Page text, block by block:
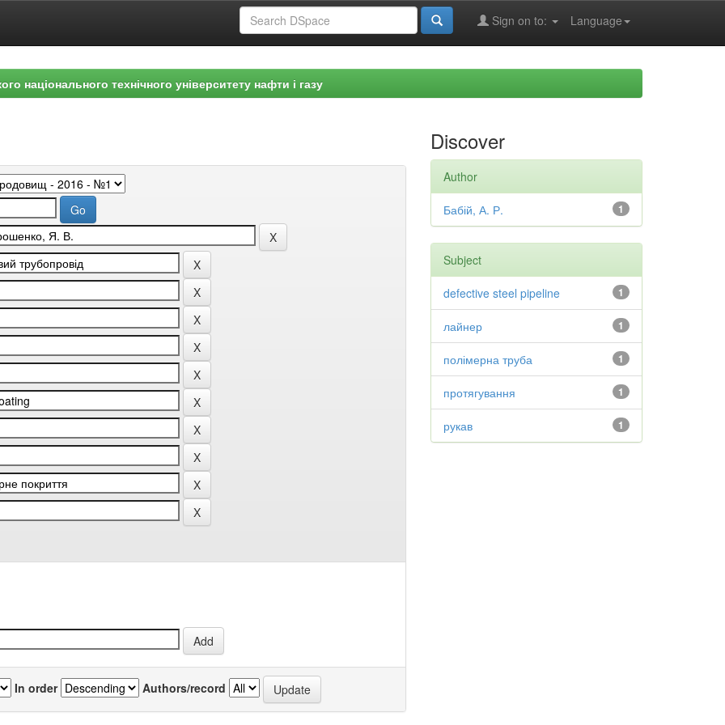
Language
Sign on to:
національного технічного університету нафти і газу
In order Authors/record
Discover
Author
1
Бабій, А. Р.
Subject
1
defective steel pipeline
1
лайнер
1
полімерна труба
1
протягування
1
рукав